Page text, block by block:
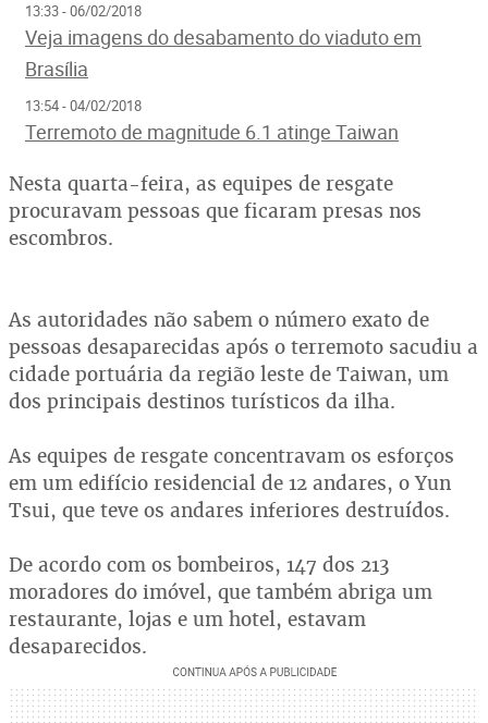
13:33 - 06/02/2018
Veja imagens do desabamento do viaduto em
Brasília
13:54 - 04/02/2018
Terremoto de magnitude 6.1 atinge Taiwan
Nesta quarta-feira, as equipes de resgate
procuravam pessoas que ficaram presas nos
escombros.
As autoridades não sabem o número exato de
pessoas desaparecidas após o terremoto sacudiu a
cidade portuária da região leste de Taiwan, um
dos principais destinos turísticos da ilha.
As equipes de resgate concentravam os esforços
em um edifício residencial de 12 andares, o Yun
Tsui, que teve os andares inferiores destruídos.
De acordo com os bombeiros, 147 dos 213
moradores do imóvel, que também abriga um
restaurante, lojas e um hotel, estavam
desaparecidos.